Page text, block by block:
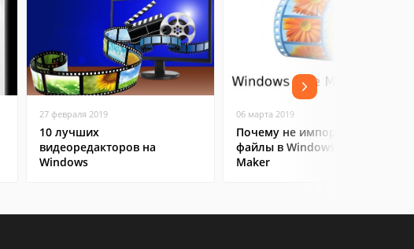
27 февраля 2019
10 лучших
видеоредакторов на
Windows
06 марта 2019
Почему не импортируются
файлы в Windows Movie
Maker